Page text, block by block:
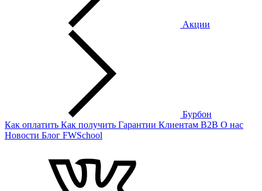
Акции
Бурбон
Как оплатить Как получить Гарантии Клиентам B2B О нас
Новости Блог FWSchool